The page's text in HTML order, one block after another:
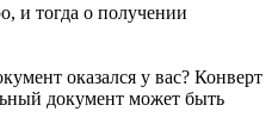
и тогда о получении
оказался у вас? Конверт
документ может быть